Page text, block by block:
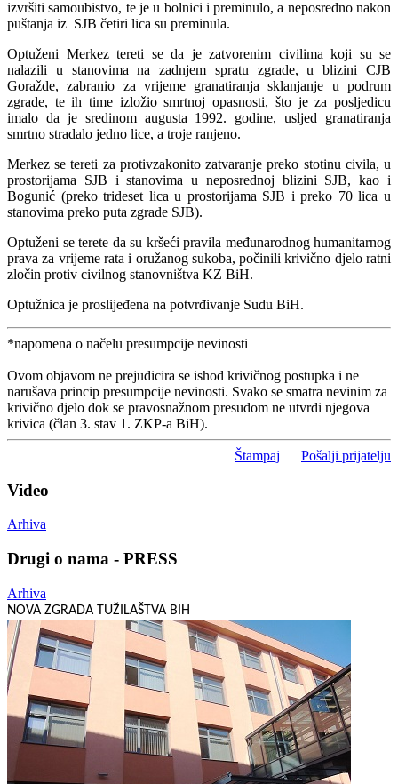
izvršiti samoubistvo, te je u bolnici i preminulo, a neposredno nakon
puštanja iz SJB četiri lica su preminula.
Optuženi Merkez tereti se da je zatvorenim civilima koji su se
nalazili u stanovima na zadnjem spratu zgrade, u blizini CJB
Goražde, zabranio za vrijeme granatiranja sklanjanje u podrum
zgrade, te ih time izložio smrtnoj opasnosti, što je za posljedicu
imalo da je sredinom augusta 1992. godine, usljed granatiranja
smrtno stradalo jedno lice, a troje ranjeno.
Merkez se tereti za protivzakonito zatvaranje preko stotinu civila, u
prostorijama SJB i stanovima u neposrednoj blizini SJB, kao i
Bogunić (preko trideset lica u prostorijama SJB i preko 70 lica u
stanovima preko puta zgrade SJB).
Optuženi se terete da su kršeći pravila međunarodnog humanitarnog
prava za vrijeme rata i oružanog sukoba, počinili krivično djelo ratni
zločin protiv civilnog stanovništva KZ BiH.
Optužnica je proslijeđena na potvrđivanje Sudu BiH.
*napomena o načelu presumpcije nevinosti
Ovom objavom ne prejudicira se ishod krivičnog postupka i ne
narušava princip presumpcije nevinosti. Svako se smatra nevinim za
krivično djelo dok se pravosnažnom presudom ne utvrdi njegova
krivica (član 3. stav 1. ZKP-a BiH).
Štampaj Pošalji prijatelju
Video
Arhiva
Drugi o nama - PRESS
Arhiva
NOVA ZGRADA TUŽILAŠTVA BIH